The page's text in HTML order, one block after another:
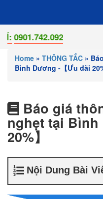
Home » THÔNG TẮC »
Bình Dương -【Ưu đãi
Báo giá
nghẹt tại
20%】
Nội Dung Bài